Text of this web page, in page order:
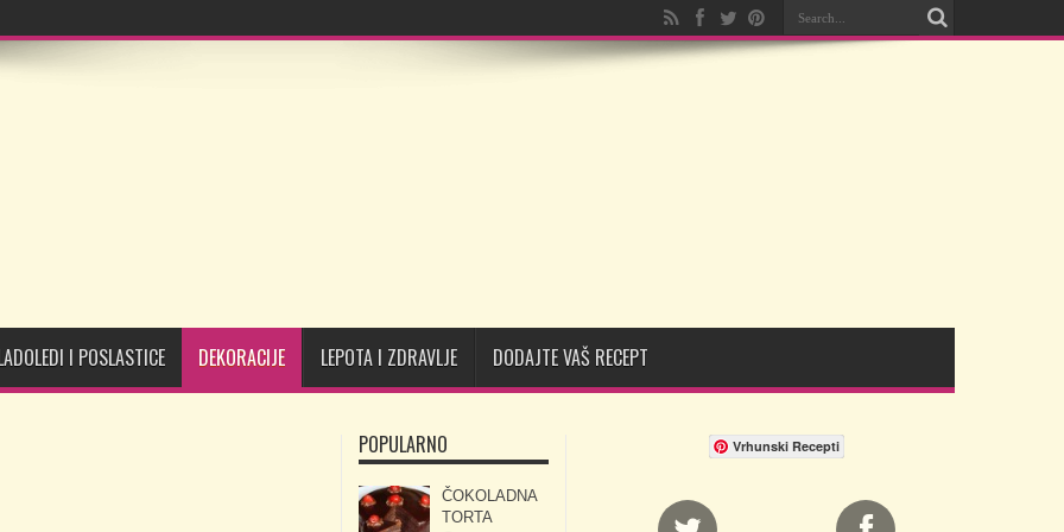
I POSLASTICE DEKORACIJE LEPOTA I ZDRAVLJE DODAJTE VAŠ RECEPT
POPULARNO
ČOKOLADNA
TORTA
Vrhunski Recepti